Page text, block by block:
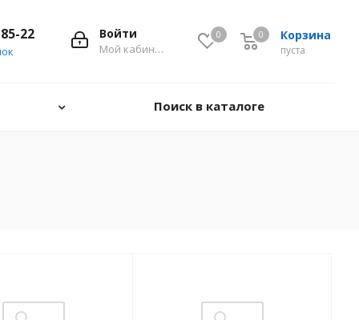
0 Корзина
0
пуста
0
Войти
Мой кабинет
22
Поиск в каталоге